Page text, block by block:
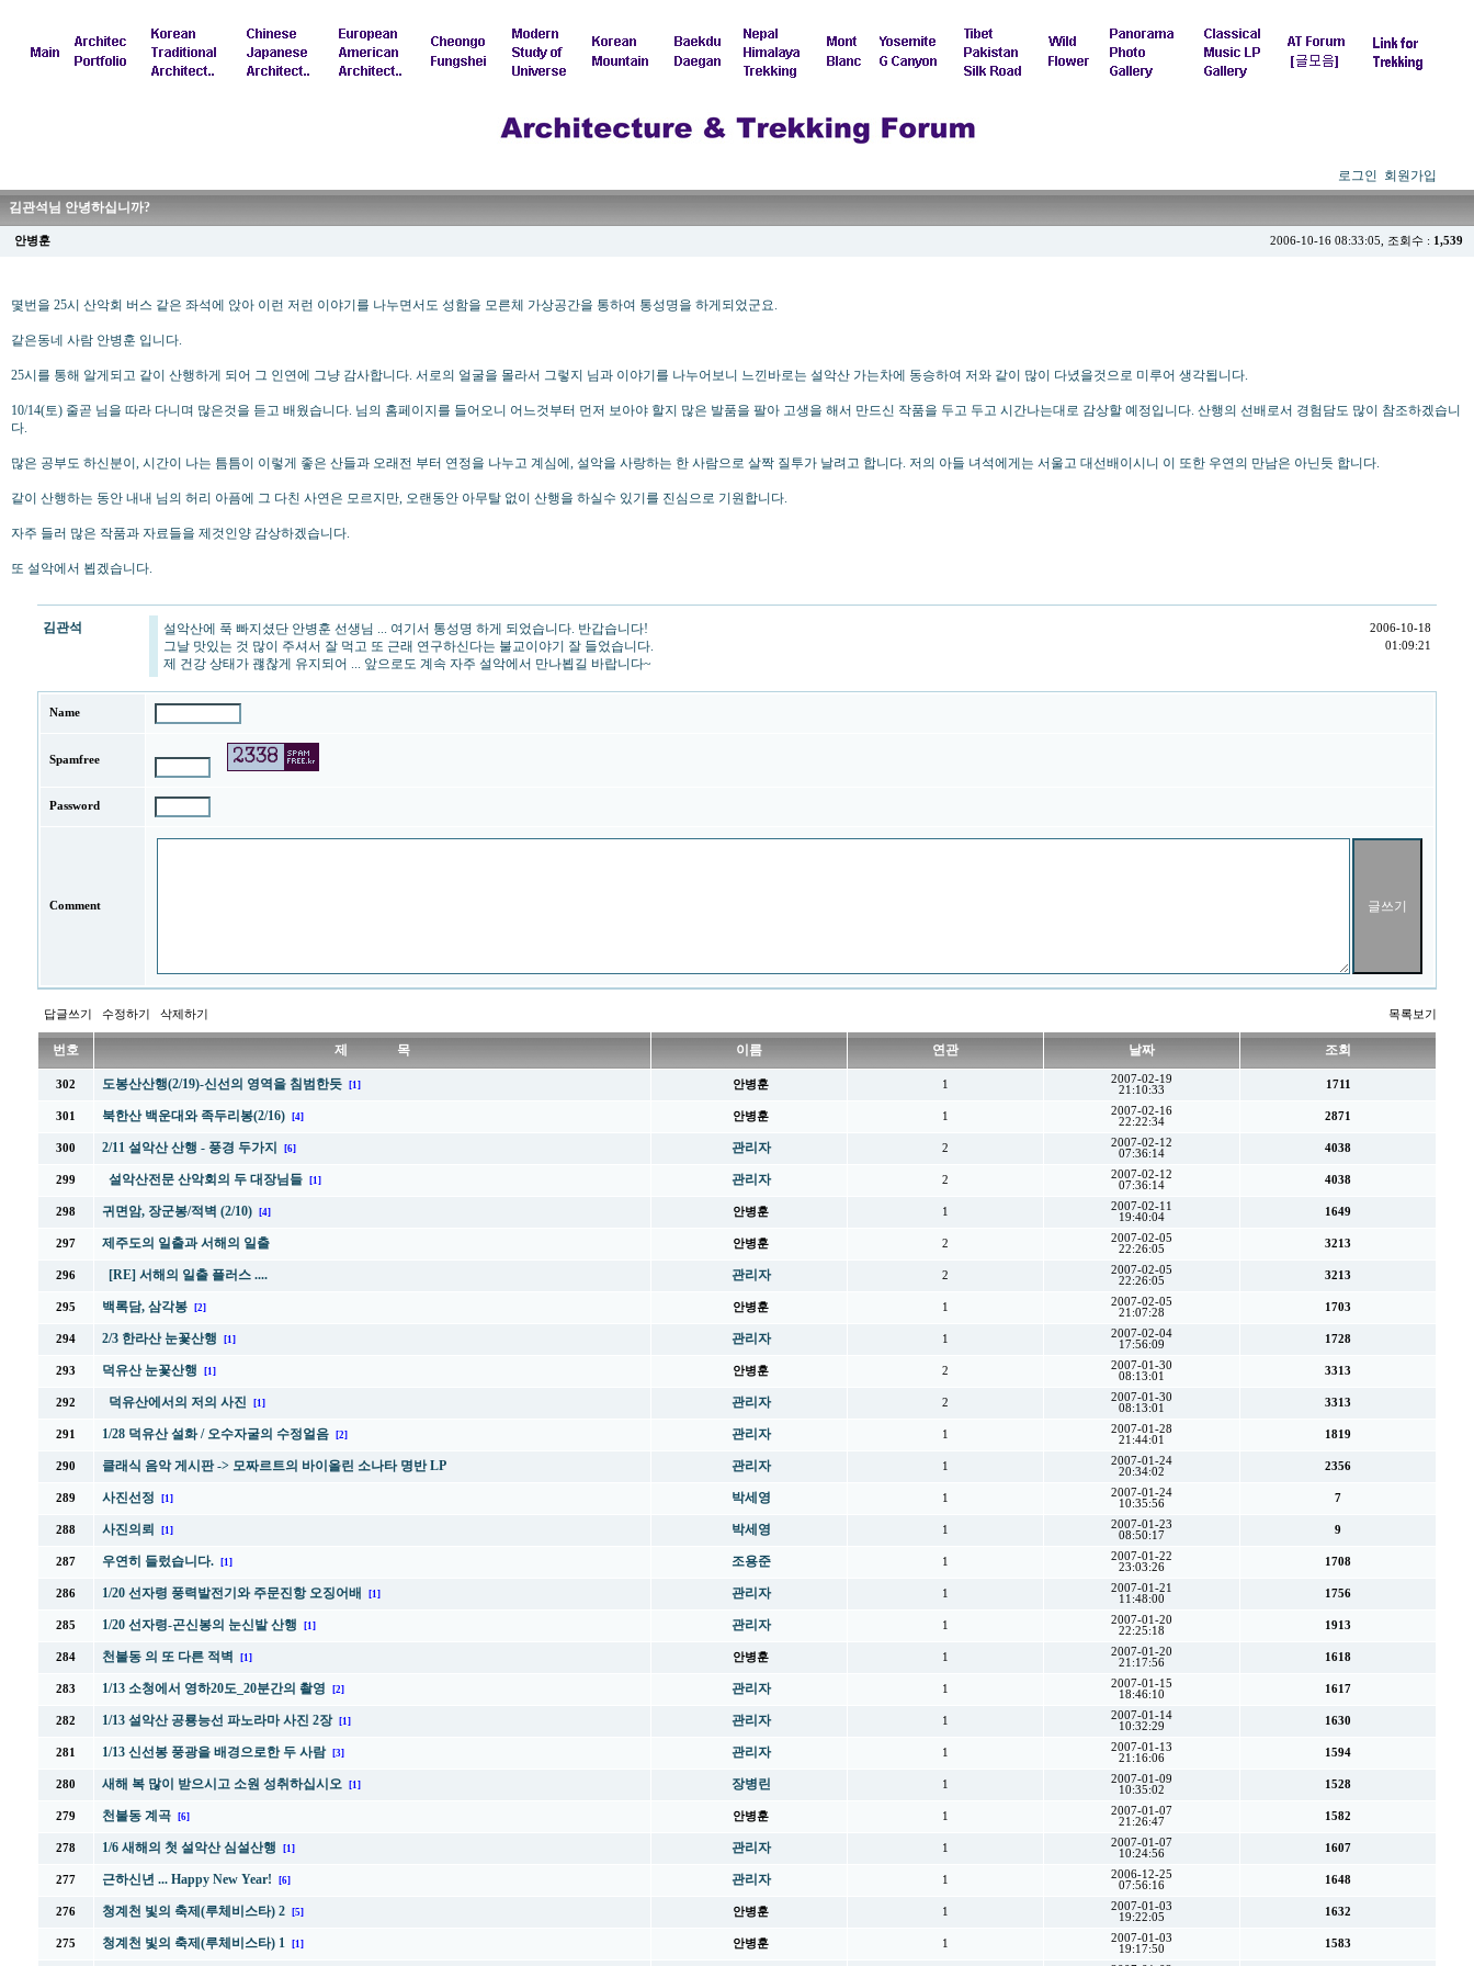
로그인 회원가입
김관석님 안녕하십니까?
안병훈 2006-10-16 08:33:05, 조회수 : 1,539
몇번을 25시 산악회 버스 같은 좌석에 앉아 이런 저런 이야기를 나누면서도 성함을 모른체 가상공간을 통하여 통성명을 하게되었군요.
같은동네 사람 안병훈 입니다.
25시를 통해 알게되고 같이 산행하게 되어 그 인연에 그냥 감사합니다. 서로의 얼굴을 몰라서 그렇지 님과 이야기를 나누어보니 느낀바로는 설악산 가는차에 동승하여 저와 같이 많이 다녔을것으로 미루어 생각됩니다.
10/14(토) 줄곧 님을 따라 다니며 많은것을 듣고 배웠습니다. 님의 홈페이지를 들어오니 어느것부터 먼저 보아야 할지 많은 발품을 팔아 고생을 해서 만드신 작품을 두고 두고 시간나는대로 감상할 예정입니다. 산행의 선배로서 경험담도 많이 참조하겠습니
다.
많은 공부도 하신분이, 시간이 나는 틈틈이 이렇게 좋은 산들과 오래전 부터 연정을 나누고 계심에, 설악을 사랑하는 한 사람으로 살짝 질투가 날려고 합니다. 저의 아들 녀석에게는 서울고 대선배이시니 이 또한 우연의 만남은 아닌듯 합니다.
같이 산행하는 동안 내내 님의 허리 아픔에 그 다친 사연은 모르지만, 오랜동안 아무탈 없이 산행을 하실수 있기를 진심으로 기원합니다.
자주 들러 많은 작품과 자료들을 제것인양 감상하겠습니다.
또 설악에서 뵙겠습니다.
김관석
설악산에 푹 빠지셨단 안병훈 선생님 ... 여기서 통성명 하게 되었습니다. 반갑습니다!
그날 맛있는 것 많이 주셔서 잘 먹고 또 근래 연구하신다는 불교이야기 잘 들었습니다.
제 건강 상태가 괞찮게 유지되어 ... 앞으로도 계속 자주 설악에서 만나뵙길 바랍니다~
2006-10-18
01:09:21
Name
Spamfree
Password
Comment
답글쓰기 수정하기 삭제하기 목록보기
번호 제 목 이름 연관 날짜 조회
302 도봉산산행(2/19)-신선의 영역을 침범한듯 [1] 안병훈 1
2007-02-19
21:10:33
1711
301 북한산 백운대와 족두리봉(2/16) [4] 안병훈 1
2007-02-16
22:22:34
2871
300 2/11 설악산 산행 - 풍경 두가지 [6] 관리자 2
2007-02-12
07:36:14
4038
299 설악산전문 산악회의 두 대장님들 [1] 관리자 2
2007-02-12
07:36:14
4038
298 귀면암, 장군봉/적벽 (2/10) [4] 안병훈 1
2007-02-11
19:40:04
1649
297 제주도의 일출과 서해의 일출 안병훈 2
2007-02-05
22:26:05
3213
296 [RE] 서해의 일출 플러스 .... 관리자 2
2007-02-05
22:26:05
3213
295 백록담, 삼각봉 [2] 안병훈 1
2007-02-05
21:07:28
1703
294 2/3 한라산 눈꽃산행 [1] 관리자 1
2007-02-04
17:56:09
1728
293 덕유산 눈꽃산행 [1] 안병훈 2
2007-01-30
08:13:01
3313
292 덕유산에서의 저의 사진 [1] 관리자 2
2007-01-30
08:13:01
3313
291 1/28 덕유산 설화 / 오수자굴의 수정얼음 [2] 관리자 1
2007-01-28
21:44:01
1819
290 클래식 음악 게시판 -> 모짜르트의 바이올린 소나타 명반 LP 관리자 1
2007-01-24
20:34:02
2356
289 사진선정 [1] 박세영 1
2007-01-24
10:35:56
7
288 사진의뢰 [1] 박세영 1
2007-01-23
08:50:17
9
287 우연히 들렀습니다. [1] 조용준 1
2007-01-22
23:03:26
1708
286 1/20 선자령 풍력발전기와 주문진항 오징어배 [1] 관리자 1
2007-01-21
11:48:00
1756
285 1/20 선자령-곤신봉의 눈신발 산행 [1] 관리자 1
2007-01-20
22:25:18
1913
284 천불동 의 또 다른 적벽 [1] 안병훈 1
2007-01-20
21:17:56
1618
283 1/13 소청에서 영하20도_20분간의 촬영 [2] 관리자 1
2007-01-15
18:46:10
1617
282 1/13 설악산 공룡능선 파노라마 사진 2장 [1] 관리자 1
2007-01-14
10:32:29
1630
281 1/13 신선봉 풍광을 배경으로한 두 사람 [3] 관리자 1
2007-01-13
21:16:06
1594
280 새해 복 많이 받으시고 소원 성취하십시오 [1] 장병린 1
2007-01-09
10:35:02
1528
279 천불동 계곡 [6] 안병훈 1
2007-01-07
21:26:47
1582
278 1/6 새해의 첫 설악산 심설산행 [1] 관리자 1
2007-01-07
10:24:56
1607
277 근하신년 ... Happy New Year! [6] 관리자 1
2006-12-25
07:56:16
1648
276 청계천 빛의 축제(루체비스타) 2 [5] 안병훈 1
2007-01-03
19:22:05
1632
275 청계천 빛의 축제(루체비스타) 1 [1] 안병훈 1
2007-01-03
19:17:50
1583